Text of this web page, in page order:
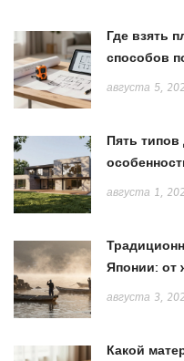
Где взять
способов
ремонта
августа 5,
Пять
августа 1,
Японии: от
августа 3,
Какой